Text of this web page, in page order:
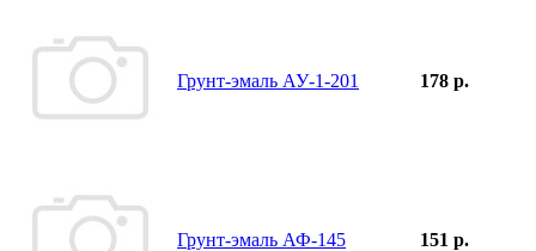
Грунт-эмаль АУ-1-201 178 р.
Грунт-эмаль АФ-145 151 р.